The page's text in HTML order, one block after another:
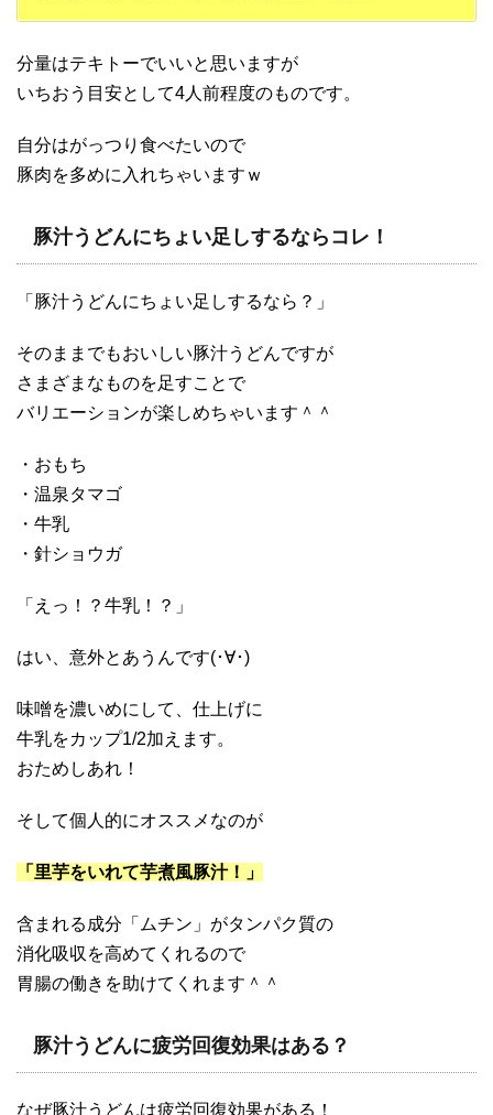
分量はテキトーでいいと思いますが
いちおう目安として4人前程度のものです。
自分はがっつり食べたいので
豚肉を多めに入れちゃいますｗ
豚汁うどんにちょい足しするならコレ！
「豚汁うどんにちょい足しするなら？」
そのままでもおいしい豚汁うどんですが
さまざまなものを足すことで
バリエーションが楽しめちゃいます＾＾
・おもち
・温泉タマゴ
・牛乳
・針ショウガ
「えっ！？牛乳！？」
はい、意外とあうんです(･∀･)
味噌を濃いめにして、仕上げに
牛乳をカップ1/2加えます。
おためしあれ！
そして個人的にオススメなのが
「里芋をいれて芋煮風豚汁！」
含まれる成分「ムチン」がタンパク質の
消化吸収を高めてくれるので
胃腸の働きを助けてくれます＾＾
豚汁うどんに疲労回復効果はある？
なぜ豚汁うどんは疲労回復効果がある！